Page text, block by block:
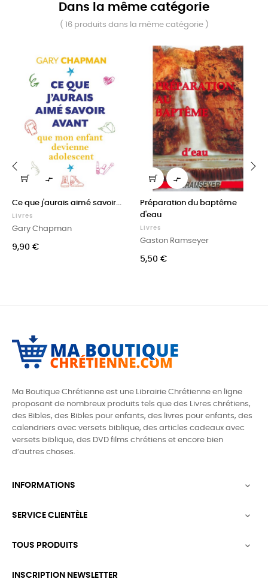
Dans la même catégorie
( 16 produits dans la même catégorie )

Ce que j'aurais aimé savoir...
Livres
Gary Chapman
Prix
9,90 €

Préparation du baptême
d'eau
Livres
Gaston Ramseyer
Prix
5,50 €
Ma Boutique Chrétienne est une Librairie Chrétienne en ligne
proposant de nombreux produits tels que des Livres chrétiens,
des Bibles, des Bibles pour enfants, des livres pour enfants, des
calendriers avec versets biblique, des articles cadeaux avec
versets biblique, des DVD films chrétiens et encore bien
d’autres choses.
INFORMATIONS 
SERVICE CLIENTÈLE 
TOUS PRODUITS 
INSCRIPTION NEWSLETTER